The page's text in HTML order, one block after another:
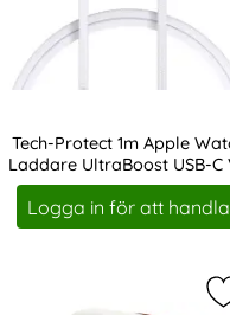
Tech-Protect 1m Apple
Laddare UltraBoost USB-C
Art. nr 238111
Logga in för att handla